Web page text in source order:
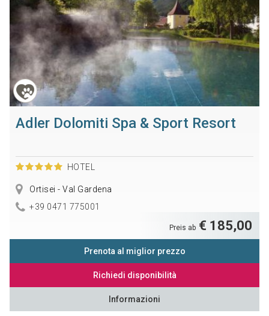
Adler Dolomiti Spa & Sport Resort
HOTEL
Ortisei - Val Gardena
+39 0471 775001
Preis ab € 185,00
Prenota al miglior prezzo
Richiedi disponibilità
Informazioni